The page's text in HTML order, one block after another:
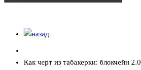
Как черт из табакерки: блокчейн 2.0